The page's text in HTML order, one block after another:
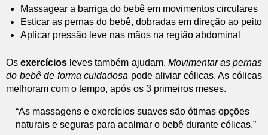
Massagear a barriga do bebê em movimentos circulares
Esticar as pernas do bebê, dobradas em direção ao peito
Aplicar pressão leve nas mãos na região abdominal
Osexercícios leves também ajudam. Movimentar as pernas
do bebê de forma cuidadosa pode aliviar cólicas. As cólicas
melhoram com o tempo, após os 3 primeiros meses.
“As massagens e exercícios suaves são ótimas opções
naturais e seguras para acalmar o bebê durante cólicas.”